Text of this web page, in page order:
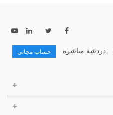
دردشة مباشرة حساب مجاني